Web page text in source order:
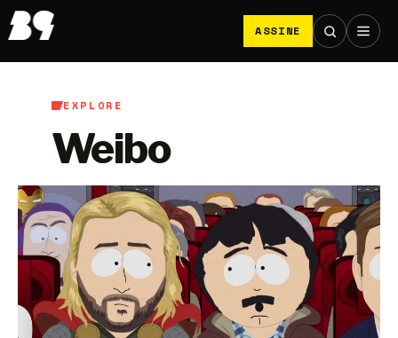
ASSINE
EXPLORE
Weibo